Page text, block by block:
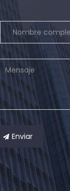
Enviar